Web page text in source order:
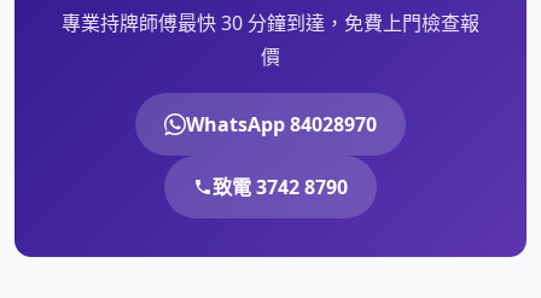
專業持牌師傅最快 30 分鐘到達，免費上門檢查報
價
WhatsApp 84028970
致電 3742 8790